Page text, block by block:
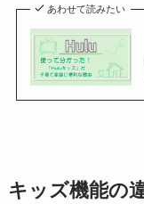
あわせて読みたい
キッズ機能の